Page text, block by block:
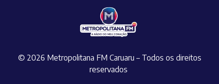
© 2026 Metropolitana FM Caruaru – Todos os direitos
reservados